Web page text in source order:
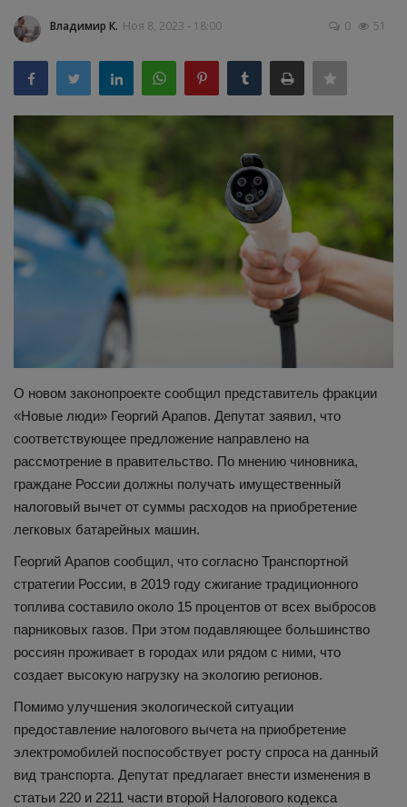
Здоровье
Наука и открытия
Владимир К. Ноя 8, 2023 - 18:00 0 51
О новом законопроекте сообщил представитель фракции
«Новые люди» Георгий Арапов. Депутат заявил, что
соответствующее предложение направлено на
рассмотрение в правительство. По мнению чиновника,
граждане России должны получать имущественный
налоговый вычет от суммы расходов на приобретение
легковых батарейных машин.
Георгий Арапов сообщил, что согласно Транспортной
стратегии России, в 2019 году сжигание традиционного
топлива составило около 15 процентов от всех выбросов
парниковых газов. При этом подавляющее большинство
россиян проживает в городах или рядом с ними, что
создает высокую нагрузку на экологию регионов.
Помимо улучшения экологической ситуации
предоставление налогового вычета на приобретение
электромобилей поспособствует росту спроса на данный
вид транспорта. Депутат предлагает внести изменения в
статьи 220 и 2211 части второй Налогового кодекса